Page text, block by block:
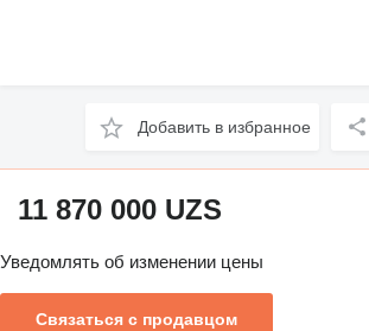
Добавить в избранное
11 870 000 UZS
Уведомлять об изменении цены
Связаться с продавцом